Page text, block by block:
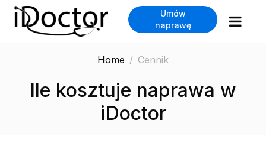
Umów
naprawę
Home Cennik
Ile kosztuje naprawa w
iDoctor